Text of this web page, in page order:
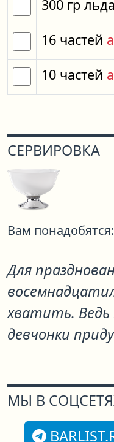
300 гр льда
16 частей
10 частей
СЕРВИРОВКА
Вам понадобятся:
Для
хватить. Ведь
девчонки
МЫ В